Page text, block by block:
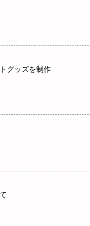
グッズを制作